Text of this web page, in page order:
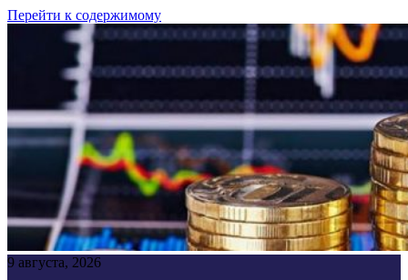
Перейти к содержимому
9 августа, 2026